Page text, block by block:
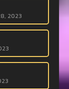
2023